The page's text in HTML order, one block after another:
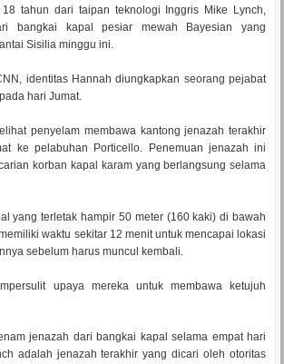
18 tahun dari taipan teknologi Inggris Mike Lynch,
bangkai kapal pesiar mewah Bayesian yang
Sisilia minggu ini.
identitas Hannah diungkapkan seorang pejabat
hari Jumat.
penyelam membawa kantong jenazah terakhir
ke pelabuhan Porticello. Penemuan jenazah ini
korban kapal karam yang berlangsung selama
yang terletak hampir 50 meter (160 kaki) di bawah
waktu sekitar 12 menit untuk mencapai lokasi
sebelum harus muncul kembali.
upaya mereka untuk membawa ketujuh
jenazah dari bangkai kapal selama empat hari
adalah jenazah terakhir yang dicari oleh otoritas